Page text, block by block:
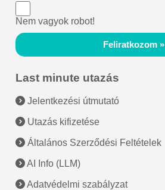
Nem vagyok robot!
Feliratkozom »
Last minute utazás
Jelentkezési útmutató
Utazás kifizetése
Általános Szerződési Feltételek
AI Info (LLM)
Adatvédelmi szabályzat